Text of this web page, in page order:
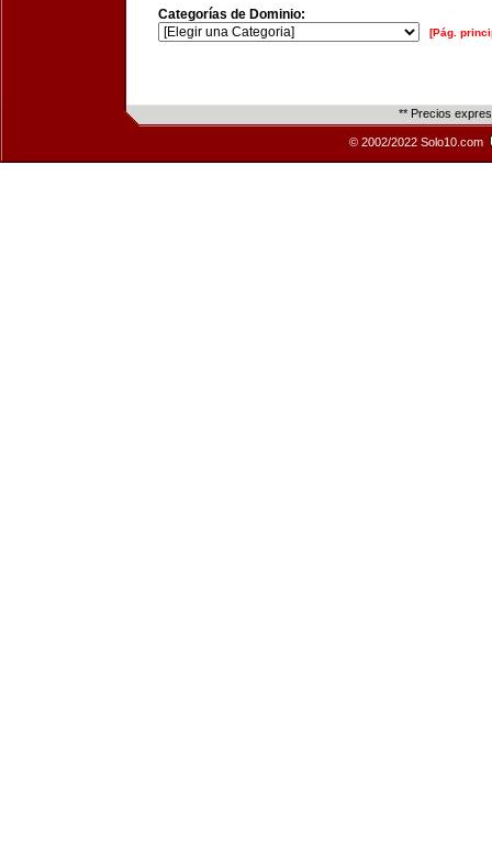
Categorías de Dominio:
[Pág.
** Precios
© 2002/2022 Solo10.com